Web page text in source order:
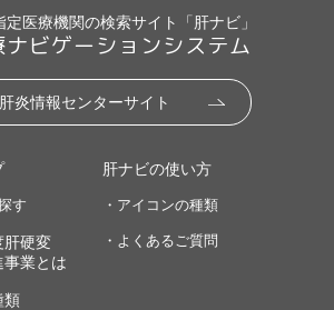
定医療機関の検索サイト「肝ナビ」
ナビゲーションシステム
肝炎情報センターサイト
す
肝硬変
業とは
類
肝ナビの使い方
・アイコンの種類
・よくあるご質問